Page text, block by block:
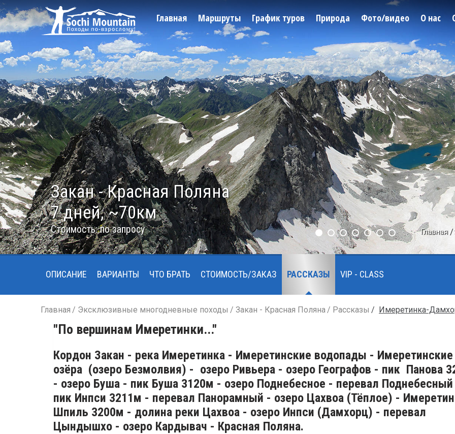
Главная Маршруты График туров Природа Фото/видео О нас
Закан - Красная Поляна
7 дней, ~70км
Стоимость: по запросу Главная
ОПИСАНИЕ ВАРИАНТЫ ЧТО БРАТЬ СТОИМОСТЬ/ЗАКАЗ РАССКАЗЫ VIP - CLASS
Главная Эксклюзивные многодневные походы Закан - Красная Поляна Рассказы Имеретинка-
"По вершинам Имеретинки..."
Кордон Закан - река Имеретинка - Имеретинские водопады - Имеретинские
озёра (озеро Безмолвия) - озеро Ривьера - озеро Географов - пик Панова
- озеро Буша - пик Буша 3120м - озеро Поднебесное - перевал
пик Инпси 3211м - перевал Панорамный - озеро Цахвоа (Тёплое) -
Шпиль 3200м - долина реки Цахвоа - озеро Инпси (Дамхорц) - перевал
Цындышхо - озеро Кардывач - Красная Поляна.